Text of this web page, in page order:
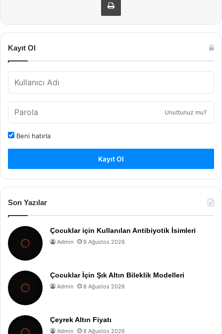
Kayıt Ol
Unuttunuz mu?
Beni hatırla
Kayıt Ol
Son Yazılar
Çocuklar için Kullanılan Antibiyotik İsimleri
Admin 9 Ağustos 2026
Çocuklar İçin Şık Altın Bileklik Modelleri
Admin 8 Ağustos 2026
Çeyrek Altın Fiyatı
Admin 8 Ağustos 2026